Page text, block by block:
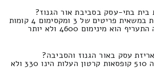
בתי-עסק בסביבת אור הגנוז?
מחירים של הובלת בית במשאית פריטים של 3 ומקסימום 4 קומות
בבניין מקומות עבודה התעריף הוא מינימום 4600 ולא יותר
עסק באור הגנוז והסביבה?
המחיר זהו לכמה וכמה 510 קופסאות קרטון העלות הינו 330 ולא